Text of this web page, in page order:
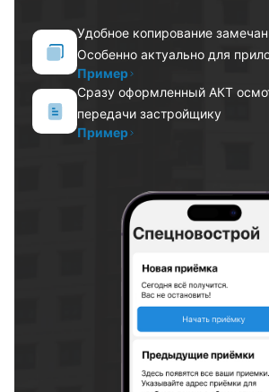
Удобное копирование
Особенно актуально для
Пример
Сразу оформленный АКТ
передачи застройщику
Пример